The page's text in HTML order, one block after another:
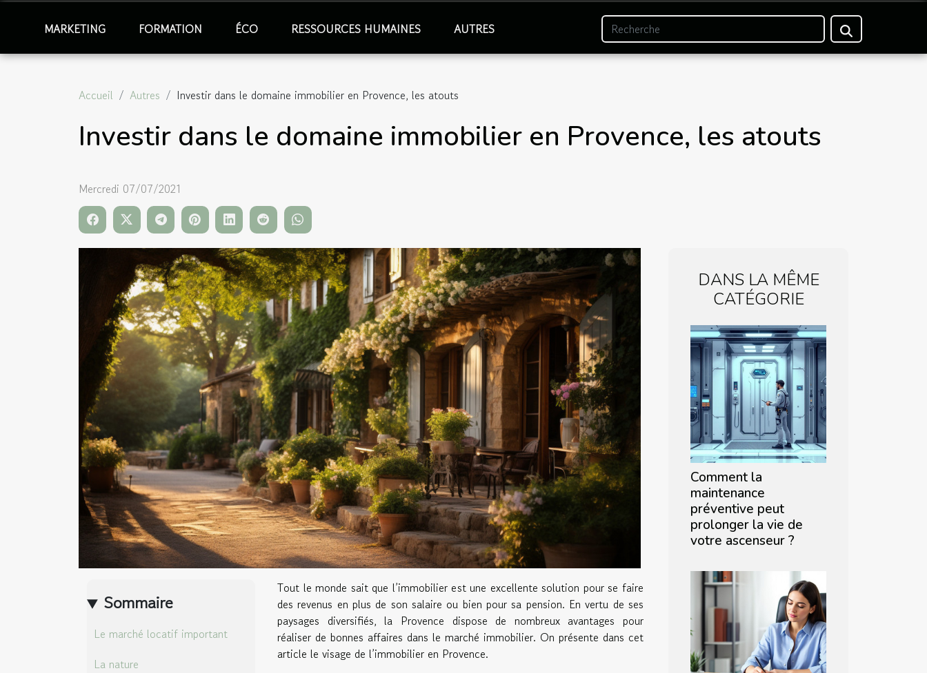
MARKETING FORMATION ÉCO RESSOURCES HUMAINES AUTRES
Accueil Autres Investir dans le domaine immobilier en Provence, les atouts
Investir dans le domaine immobilier en Provence, les atouts
Mercredi 07/07/2021
Sommaire
Le marché locatif important
La nature
Tout le monde sait que l’immobilier est une excellente solution pour se faire
des revenus en plus de son salaire ou bien pour sa pension. En vertu de ses
paysages diversifiés, la Provence dispose de nombreux avantages pour
réaliser de bonnes affaires dans le marché immobilier. On présente dans cet
article le visage de l’immobilier en Provence.
DANS LA MÊME
CATÉGORIE
Comment la
maintenance
préventive peut
prolonger la vie de
votre ascenseur ?